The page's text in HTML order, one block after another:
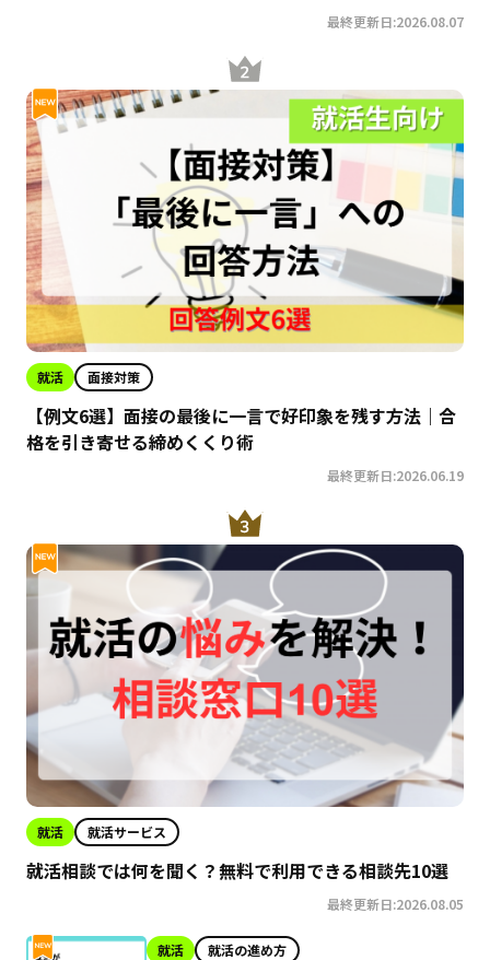
最終更新日:2026.08.07
就活 面接対策
【例文6選】面接の最後に一言で好印象を残す方法｜合
格を引き寄せる締めくくり術
最終更新日:2026.06.19
就活 就活サービス
就活相談では何を聞く？無料で利用できる相談先10選
最終更新日:2026.08.05
就活 就活の進め方